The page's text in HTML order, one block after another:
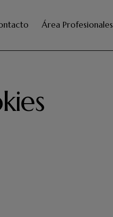
Área Profesionales